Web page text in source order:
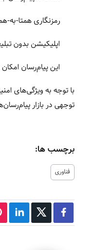
رمزنگاری همتا-
اپلیکیشن بدون
این پیام‌رسان
توجهی در بازار
برچسب ها:
فناوری